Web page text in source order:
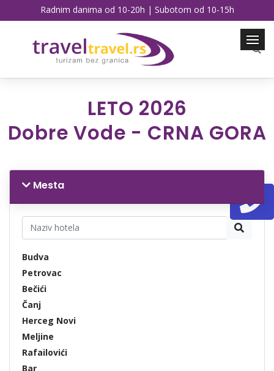
Radnim danima od 10-20h | Subotom od 10-15h
LETO 2026
Dobre Vode - CRNA GORA
Mesta
Budva
Petrovac
Bečići
Čanj
Herceg Novi
Meljine
Rafailovići
Bar